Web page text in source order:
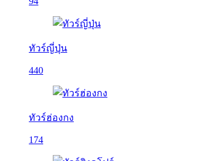
ทัวร์ญี่ปุ่น
440
ทัวร์ฮ่องกง
174